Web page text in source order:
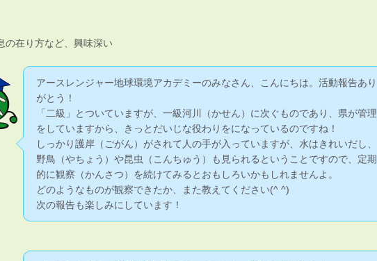
の在り方など、興味深い
アースレンジャー地球環境アカデミーのみなさん、こんにちは。活動報告あり
がとう！
「二級」とついていますが、一級河川（かせん）に次ぐものであり、県が管理
をしていますから、きっとだいじな役わりをになっているのですね！
しっかり護岸（ごがん）がされて人の手が入っていますが、水はきれいだし、
野鳥（やちょう）や昆虫（こんちゅう）も見られるということですので、定期
的に観察（かんさつ）を続けてみるとおもしろいかもしれませんよ。
どのようなものが観察できたか、また教えてください(^ ^)
次の報告も楽しみにしています！